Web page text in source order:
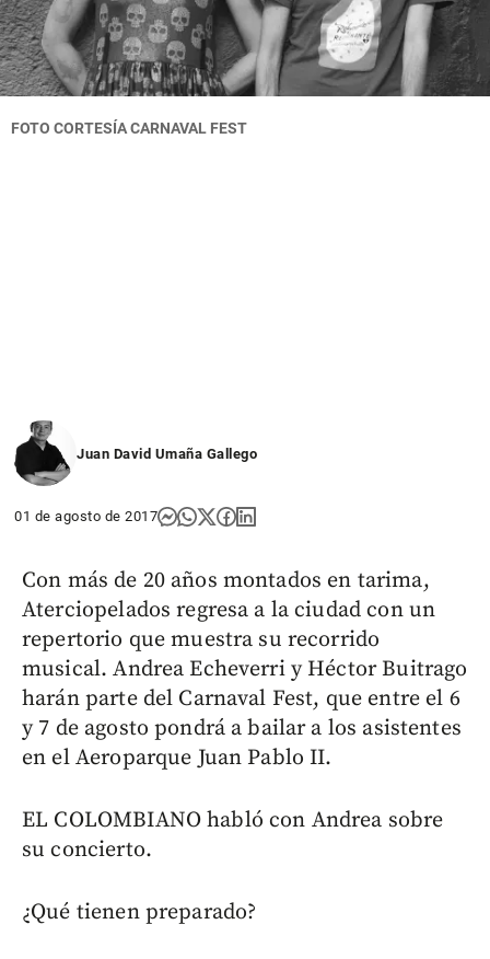
FOTO CORTESÍA CARNAVAL FEST
Juan David Umaña Gallego
01 de agosto de 2017
Con más de 20 años montados en tarima,
Aterciopelados regresa a la ciudad con un
repertorio que muestra su recorrido
musical. Andrea Echeverri y Héctor Buitrago
harán parte del Carnaval Fest, que entre el 6
y 7 de agosto pondrá a bailar a los asistentes
en el Aeroparque Juan Pablo II.
EL COLOMBIANO habló con Andrea sobre
su concierto.
¿Qué tienen preparado?